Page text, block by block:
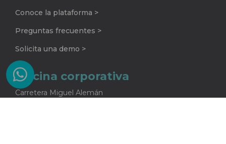
Conoce la plataforma >
Preguntas frecuentes >
Solicita una demo >
Oficina corporativa
Carretera Miguel Alemán